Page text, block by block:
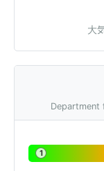
大
Department
1